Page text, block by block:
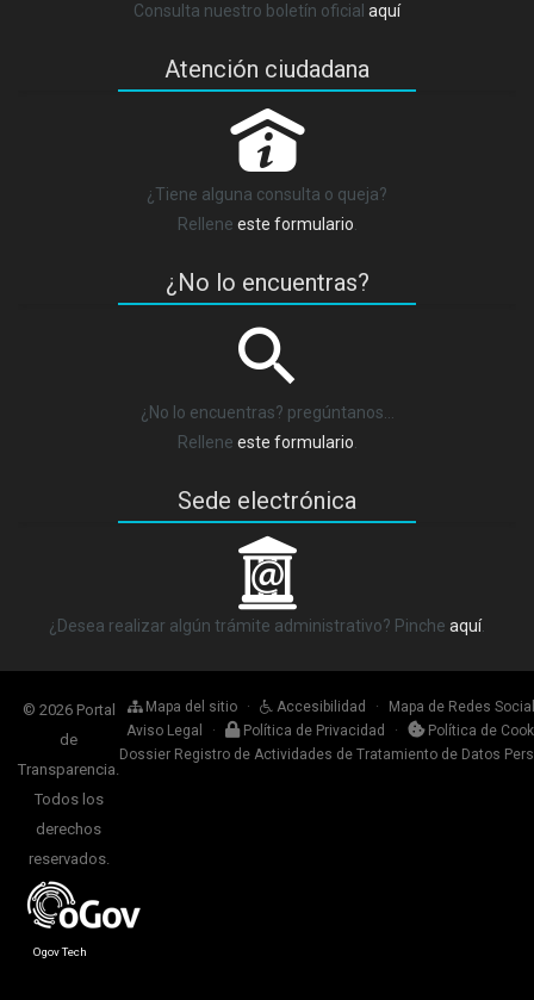
Consulta nuestro boletín oficial aquí
Atención ciudadana
P
¿Tiene alguna consulta o queja?
Rellene este formulario
¿No lo encuentras?
¿No lo encuentras? pregúntanos…
Rellene este formulario
Sede electrónica
_
¿Desea realizar algún trámite administrativo? Pinche aquí.
© 2026 Portal
de
Transparencia.
Todos los
derechos
reservados.
Mapa del sitio · Accesibilidad ·
Mapa de Redes
Aviso Legal
· Política de Privacidad ·
Política de
Dossier Registro de Actividades de Tratamiento de Datos
Ogov Tech